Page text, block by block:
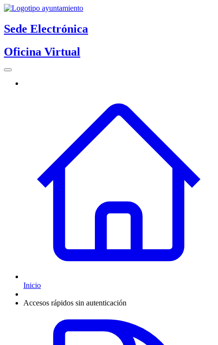
Sede Electrónica
Oficina Virtual
Inicio
Accesos rápidos sin autenticación